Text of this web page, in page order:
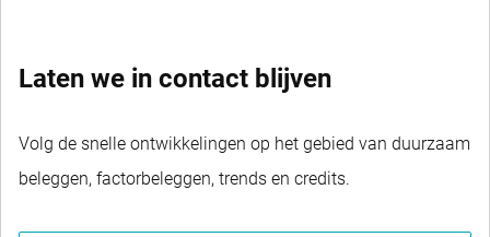
Laten we in contact blijven
Volg de snelle ontwikkelingen op het gebied van duurzaam
beleggen, factorbeleggen, trends en credits.